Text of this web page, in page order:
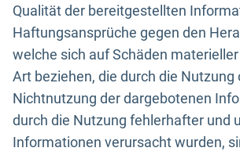
Qualität der bereitgestellten
Haftungsansprüche gegen den
welche sich auf Schäden
Art beziehen, die durch die Nutzung
Nichtnutzung der dargebotenen
durch die Nutzung fehlerhafter und
Informationen verursacht wurden,